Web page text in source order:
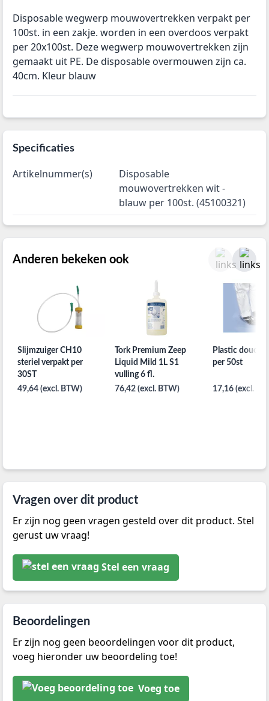
Disposable wegwerp mouwovertrekken verpakt per
100st. in een zakje. worden in een overdoos verpakt
per 20x100st. Deze wegwerp mouwovertrekken zijn
gemaakt uit PE. De disposable overmouwen zijn ca.
40cm. Kleur blauw
Specificaties
Artikelnummer(s)
Disposable
mouwovertrekken wit -
blauw per 100st. (45100321)
Anderen bekeken ook
Slijmzuiger CH10
steriel verpakt per
30ST
49,64 (excl. BTW)
Tork Premium Zeep
Liquid Mild 1L S1
vulling 6 fl.
76,42 (excl. BTW)
Plastic
per 50st
17,16 (excl.
Vragen over dit product
Er zijn nog geen vragen gesteld over dit product. Stel
gerust uw vraag!
Stel een vraag
Beoordelingen
Er zijn nog geen beoordelingen voor dit product,
voeg hieronder uw beoordeling toe!
Voeg toe